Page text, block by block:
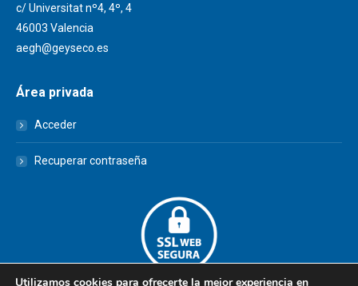
c/ Universitat nº4, 4º, 4
46003 Valencia
aegh@geyseco.es
Área privada
Acceder
Recuperar contraseña
Utilizamos cookies para ofrecerte la mejor experiencia en